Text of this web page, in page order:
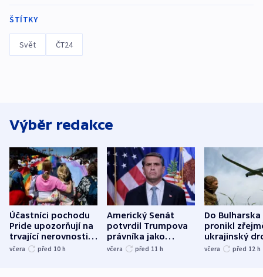
ŠTÍTKY
Svět ČT24
Výběr redakce
Účastníci pochodu
Pride upozorňují na
trvající nerovnosti i
společenskou
včera před 10 h
Americký Senát
potvrdil Trumpova
právníka jako
ministra
včera před 11 h
Do Bulharska
pronikl
ukrajinský
explodoval
včera před 12 h